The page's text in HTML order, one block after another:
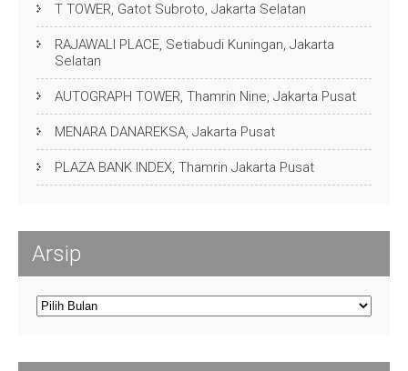
T TOWER, Gatot Subroto, Jakarta Selatan
RAJAWALI PLACE, Setiabudi Kuningan, Jakarta
Selatan
AUTOGRAPH TOWER, Thamrin Nine, Jakarta Pusat
MENARA DANAREKSA, Jakarta Pusat
PLAZA BANK INDEX, Thamrin Jakarta Pusat
Arsip
Arsip